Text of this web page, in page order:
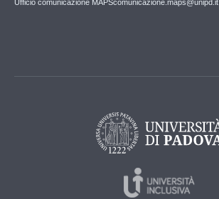
Ufficio comunicazione MAPScomunicazione.maps@unipd.it